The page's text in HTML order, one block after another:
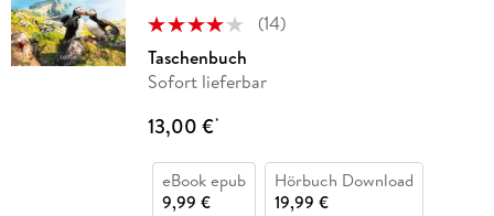
(14)
Taschenbuch
Sofort lieferbar
13,00 €*
eBook epub
9,99 €
Hörbuch Download
19,99 €